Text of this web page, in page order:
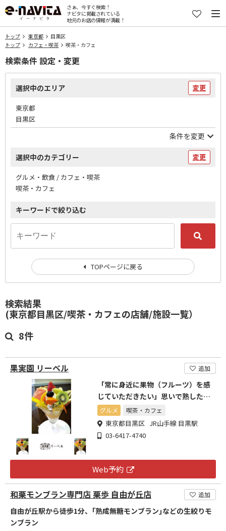
さぁ、今すぐ検索！
ナビタに掲載されている
地元のお店の情報が満載！
トップ 東京都
目黒区
トップ
カフェ・喫茶 喫茶・カフェ
検索結果
(東京都目黒区/喫茶・カフェの店舗/施設一覧）
8件
果実園 リーベル 追加
「常に身近に果物（フルーツ）を感
じていただきたい」思いで熟した果
実を一番の状態で。
グルメ 喫茶・カフェ
東京都目黒区 JR山手線 目黒駅
03-6417-4740
Web予約
和栗モンブラン専門店 栗歩 自由が丘店 追加
自由が丘駅から徒歩1分、｢熟成無糖モンブラン｣などの生絞りモ
ンブラン
検索条件 設定・変更
選択中のエリア 変更
東京都
目黒区
条件を変更
選択中のカテゴリー 変更
グルメ・飲食 / カフェ・喫茶
喫茶・カフェ
キーワードで絞り込む
TOPページに戻る